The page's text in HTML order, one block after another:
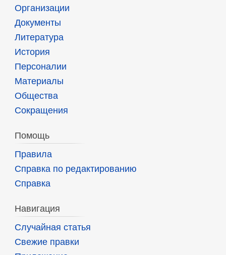
Организации
Документы
Литература
История
Персоналии
Материалы
Общества
Сокращения
Помощь
Правила
Справка по редактированию
Справка
Навигация
Случайная статья
Свежие правки